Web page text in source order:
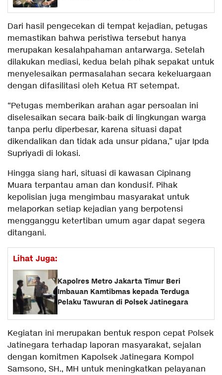
Dari hasil pengecekan di tempat kejadian, petugas
memastikan bahwa peristiwa tersebut hanya
merupakan kesalahpahaman antarwarga. Setelah
dilakukan mediasi, kedua belah pihak sepakat untuk
menyelesaikan permasalahan secara kekeluargaan
dengan difasilitasi oleh Ketua RT setempat.
“Petugas memberikan arahan agar persoalan ini
diselesaikan secara baik-baik di lingkungan warga
tanpa perlu diperbesar, karena situasi dapat
dikendalikan dan tidak ada unsur pidana,” ujar Ipda
Supriyadi di lokasi.
Hingga siang hari, situasi di kawasan Cipinang
Muara terpantau aman dan kondusif. Pihak
kepolisian juga mengimbau masyarakat untuk
melaporkan setiap kejadian yang berpotensi
mengganggu ketertiban umum agar dapat segera
ditangani.
Lihat Juga:
Kapolres Metro Jakarta Timur Beri
Imbauan Kamtibmas kepada Terduga
Pelaku Tawuran di Polsek Jatinegara
Kegiatan ini merupakan bentuk respon cepat Polsek
Jatinegara terhadap laporan masyarakat, sejalan
dengan komitmen Kapolsek Jatinegara Kompol
Samsono, SH., MH untuk meningkatkan pelayanan